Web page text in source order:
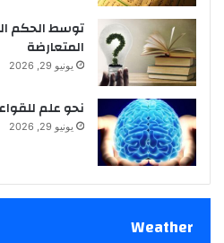
توسط الحكم
المتعارضة
يونيو 29, 2026
نحو علم
يونيو 29, 2026
Weather